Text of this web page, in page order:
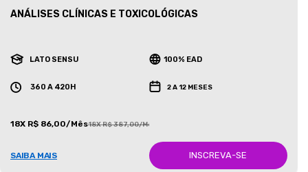
ANÁLISES CLÍNICAS E TOXICOLÓGICAS
LATO SENSU 100% EAD
360 A 420H 2 A 12 MESES
18X R$ 86,00/Mês18X R$ 387,00/Mês
SAIBA MAIS INSCREVA-SE